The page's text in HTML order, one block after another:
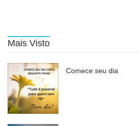
Mais Visto
Comece seu dia